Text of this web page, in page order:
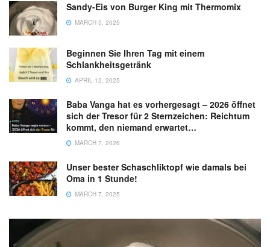
Sandy-Eis von Burger King mit Thermomix
MARCH 5, 2025
Beginnen Sie Ihren Tag mit einem
Schlankheitsgetränk
APRIL 12, 2025
Baba Vanga hat es vorhergesagt – 2026 öffnet
sich der Tresor für 2 Sternzeichen: Reichtum
kommt, den niemand erwartet…
MARCH 7, 2026
Unser bester Schaschliktopf wie damals bei
Oma in 1 Stunde!
MARCH 7, 2025